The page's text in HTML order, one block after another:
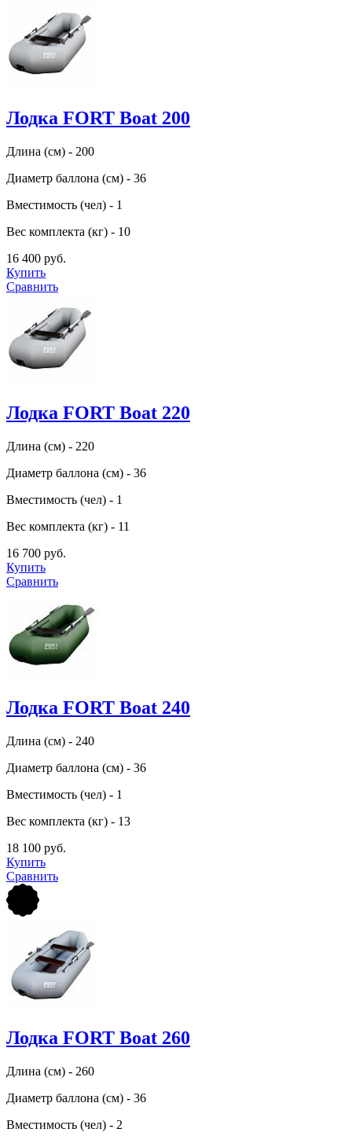
Лодка FORT Boat 200
Длина (см) - 200
Диаметр баллона (см) - 36
Вместимость (чел) - 1
Вес комплекта (кг) - 10
16 400 руб.
Купить
Сравнить
Лодка FORT Boat 220
Длина (см) - 220
Диаметр баллона (см) - 36
Вместимость (чел) - 1
Вес комплекта (кг) - 11
16 700 руб.
Купить
Сравнить
Лодка FORT Boat 240
Длина (см) - 240
Диаметр баллона (см) - 36
Вместимость (чел) - 1
Вес комплекта (кг) - 13
18 100 руб.
Купить
Сравнить
Лодка FORT Boat 260
Длина (см) - 260
Диаметр баллона (см) - 36
Вместимость (чел) - 2